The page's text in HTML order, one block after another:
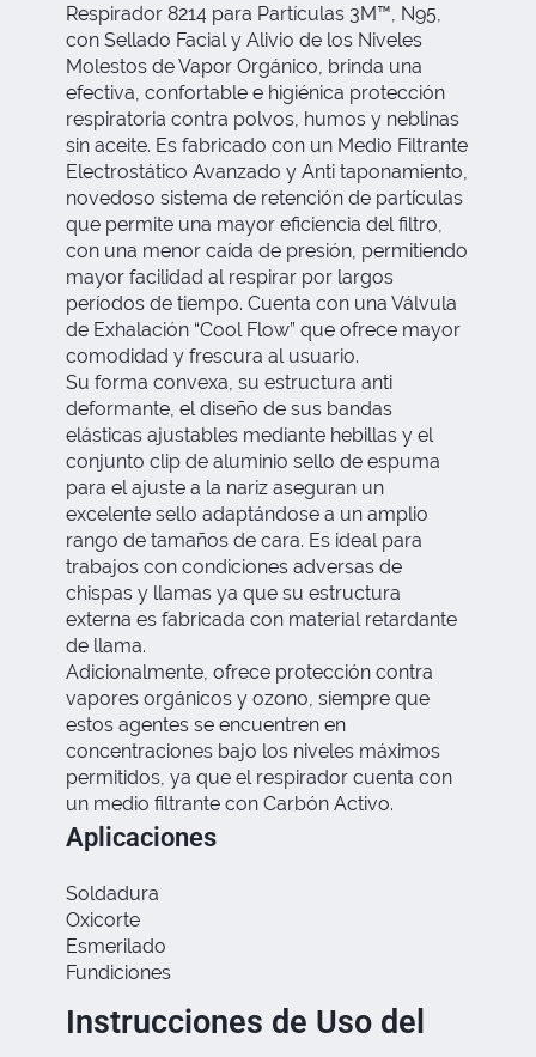
Respirador 8214 para Partículas 3M™, N95,
con Sellado Facial y Alivio de los Niveles
Molestos de Vapor Orgánico, brinda una
efectiva, confortable e higiénica protección
respiratoria contra polvos, humos y neblinas
sin aceite. Es fabricado con un Medio Filtrante
Electrostático Avanzado y Anti taponamiento,
novedoso sistema de retención de partículas
que permite una mayor eficiencia del filtro,
con una menor caída de presión, permitiendo
mayor facilidad al respirar por largos
períodos de tiempo. Cuenta con una Válvula
de Exhalación “Cool Flow” que ofrece mayor
comodidad y frescura al usuario.
Su forma convexa, su estructura anti
deformante, el diseño de sus bandas
elásticas ajustables mediante hebillas y el
conjunto clip de aluminio sello de espuma
para el ajuste a la nariz aseguran un
excelente sello adaptándose a un amplio
rango de tamaños de cara. Es ideal para
trabajos con condiciones adversas de
chispas y llamas ya que su estructura
externa es fabricada con material retardante
de llama.
Adicionalmente, ofrece protección contra
vapores orgánicos y ozono, siempre que
estos agentes se encuentren en
concentraciones bajo los niveles máximos
permitidos, ya que el respirador cuenta con
un medio filtrante con Carbón Activo.
Aplicaciones
Soldadura
Oxicorte
Esmerilado
Fundiciones
Instrucciones de Uso del